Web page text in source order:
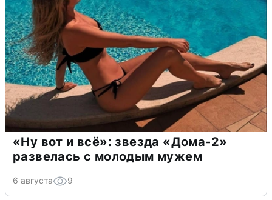
«Ну вот и всё»: звезда «Дома-2»
развелась с молодым мужем
6 августа 9